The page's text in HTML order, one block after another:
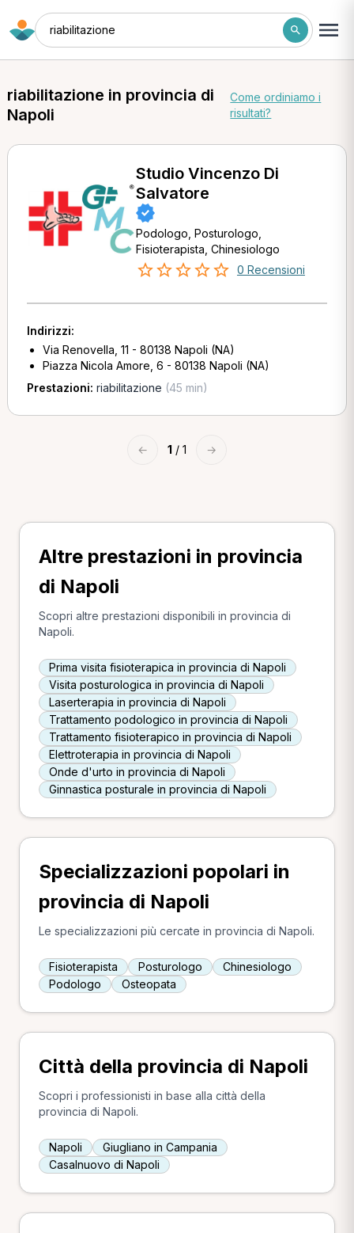
riabilitazione
riabilitazione in provincia di
Napoli
Come ordiniamo i
risultati?
Studio Vincenzo Di
Salvatore
Podologo, Posturologo,
Fisioterapista, Chinesiologo
0 Recensioni
Indirizzi:
Via Renovella, 11 - 80138 Napoli (NA)
Piazza Nicola Amore, 6 - 80138 Napoli (NA)
Prestazioni: riabilitazione (45 min)
← 1 / 1 →
Altre prestazioni in provincia
di Napoli
Scopri altre prestazioni disponibili in provincia di
Napoli.
Prima visita fisioterapica in provincia di Napoli
Visita posturologica in provincia di Napoli
Laserterapia in provincia di Napoli
Trattamento podologico in provincia di Napoli
Trattamento fisioterapico in provincia di Napoli
Elettroterapia in provincia di Napoli
Onde d'urto in provincia di Napoli
Ginnastica posturale in provincia di Napoli
Specializzazioni popolari in
provincia di Napoli
Le specializzazioni più cercate in provincia di Napoli.
Fisioterapista Posturologo
Chinesiologo
Podologo
Osteopata
Città della provincia di Napoli
Scopri i professionisti in base alla città della
provincia di Napoli.
Napoli
Giugliano in Campania
Casalnuovo di Napoli